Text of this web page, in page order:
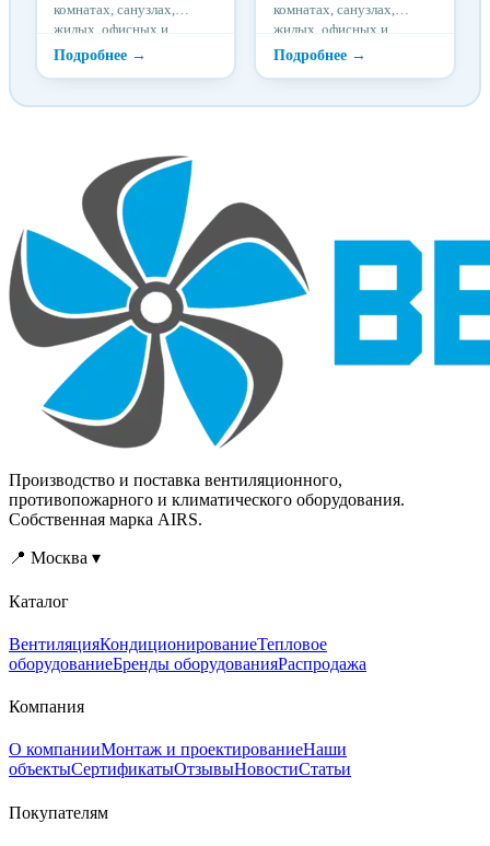
комнатах, санузлах,
жилых, офисных и
общественных
помещениях. На передней
комнатах, санузлах,
жилых ,офисных и
общественных
помещениях. На передней
Производство и поставка вентиляционного,
противопожарного и климатического оборудования.
Собственная марка AIRS.
📍 Москва ▾
Каталог
ВентиляцияКондиционированиеТепловое
оборудованиеБренды оборудованияРаспродажа
Компания
О компанииМонтаж и проектированиеНаши
объектыСертификатыОтзывыНовостиСтатьи
Покупателям